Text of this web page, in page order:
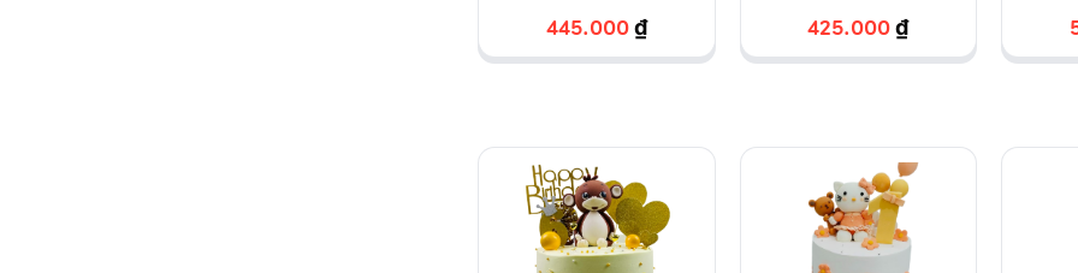
hoàng tử
công chúa
445.000₫
445.000₫
áo vest lịch
lãm rượu tây
425.000₫
425.000₫